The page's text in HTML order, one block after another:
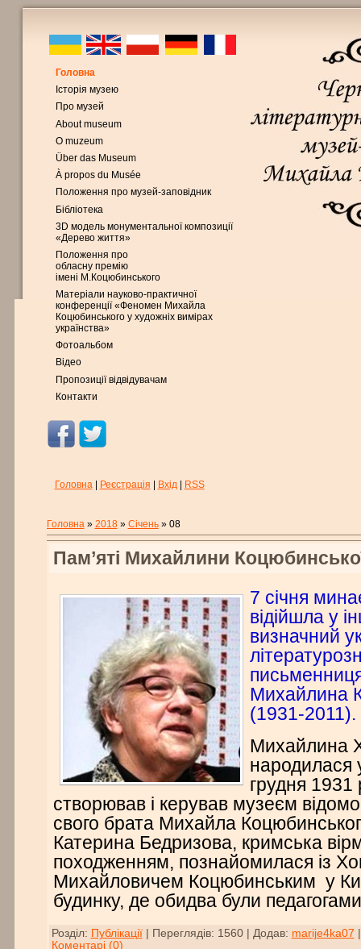
Головна
Історія музею
Про музей
About museum
O muzeum
Über das Museum
À propos du Musée
Положення про музей-заповідник
Бібліотека
3D модель монументальної композиції
«Дерево життя»
Положення про
обласну премію
імені М.Коцюбинського
Матеріали науково-практичної
конференції «Феномен Михайла
Коцюбинського у художніх вимірах
українства»
Фотоальбом
Відео
Пропозиції відвідувачам
Контакти
Головна| Реєстрація Вхід| RSS
Головна» 2018 » Січень » 08
Пам’яті Михайлини
7 січня
відійшла у
визначний
Михайлина
(1931-2011).
Михайлина
народилася
грудня 1931
створював і керував музеєм
свого брата Михайла
Катерина Бедризова, кримська
походженням, познайомилася із
Михайловичем Коцюбинським у
будинку, де обидва були
Розділ: Публікації| Переглядів: 1560| Додав: marije4ka07
Коментарі (0)